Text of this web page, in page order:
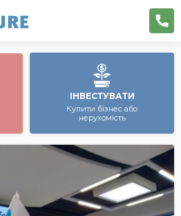
ІНВЕСТУВАТИ
Купити бізнес або
нерухомість